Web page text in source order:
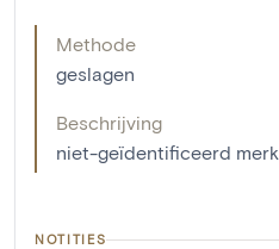
Methode
geslagen
Beschrijving
niet-geïdentificeerd merk
NOTITIES